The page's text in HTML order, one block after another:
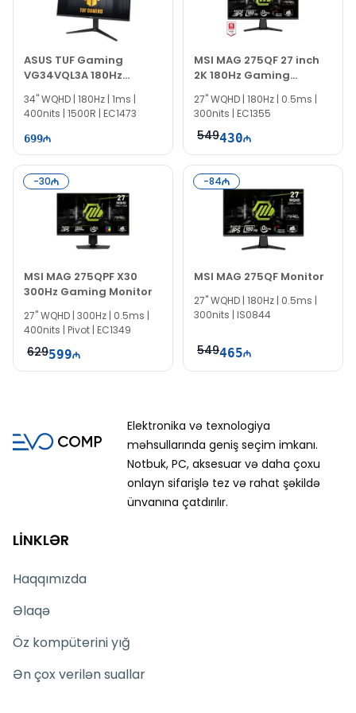
ASUS TUF Gaming
VG34VQL3A 180Hz
Curved Monitor
90LM06F0-B02E60
34" WQHD | 180Hz | 1ms |
400nits | 1500R | EC1473
699
MSI MAG 275QF 27 inch
2K 180Hz Gaming
Monitor
27" WQHD | 180Hz | 0.5ms |
300nits | EC1355
549430
-30
MSI MAG 275QPF X30
300Hz Gaming Monitor
27" WQHD | 300Hz | 0.5ms |
400nits | Pivot | EC1349
629599
-84
MSI MAG 275QF Monitor
27'' WQHD | 180Hz | 0.5ms |
300nits | IS0844
549465
Elektronika və texnologiya
məhsullarında geniş seçim imkanı.
Notbuk, PC, aksesuar və daha çoxu
onlayn sifarişlə tez və rahat şəkildə
ünvanına çatdırılır.
LİNKLƏR
Haqqımızda
Əlaqə
Öz kompüterini yığ
Ən çox verilən suallar